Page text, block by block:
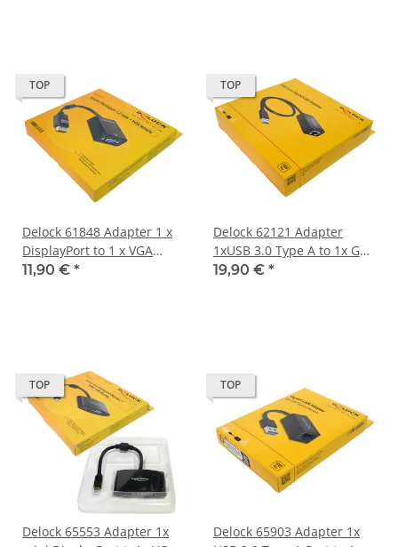
TOP
Delock 61848 Adapter 1 x
DisplayPort to 1 x VGA
15Pin Buchse ca. 12 cm
11,90 € *
TOP
Delock 62121 Adapter
1xUSB 3.0 Type A to 1x GbE
LAN RJ-45 Cable 50cm + CD
19,90 € *
TOP
Delock 65553 Adapter 1x
TOP
Delock 65903 Adapter 1x